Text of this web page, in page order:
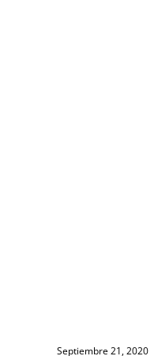
Septiembre 21, 2020